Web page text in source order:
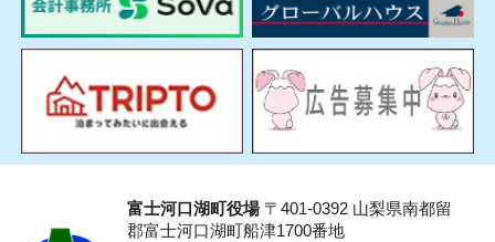
富士河口湖町役場〒401-0392 山梨県南都留
郡富士河口湖町船津1700番地